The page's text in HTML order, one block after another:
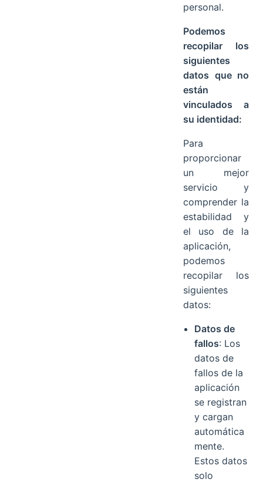
personal.
Podemos
recopilar los
siguientes
datos que no
están
vinculados a
su identidad:
Para
proporcionar
un mejor
servicio y
comprender la
estabilidad y
el uso de la
aplicación,
podemos
recopilar los
siguientes
datos:
Datos de
fallos: Los
datos de
fallos de la
aplicación
se registran
y cargan
automática
mente.
Estos datos
solo